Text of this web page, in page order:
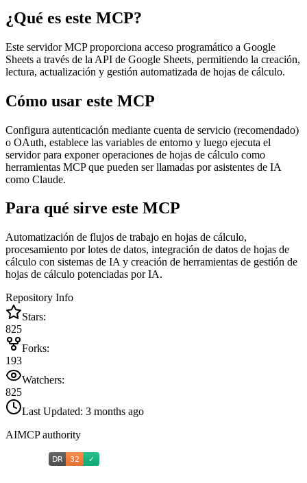
¿Qué es este MCP?
Este servidor MCP proporciona acceso programático a Google
Sheets a través de la API de Google Sheets, permitiendo la creación,
lectura, actualización y gestión automatizada de hojas de cálculo.
Cómo usar este MCP
Configura autenticación mediante cuenta de servicio (recomendado)
o OAuth, establece las variables de entorno y luego ejecuta el
servidor para exponer operaciones de hojas de cálculo como
herramientas MCP que pueden ser llamadas por asistentes de IA
como Claude.
Para qué sirve este MCP
Automatización de flujos de trabajo en hojas de cálculo,
procesamiento por lotes de datos, integración de datos de hojas de
cálculo con sistemas de IA y creación de herramientas de gestión de
hojas de cálculo potenciadas por IA.
Repository Info
Stars:
825
Forks:
193
Watchers:
825
Last Updated: 3 months ago
AIMCP authority